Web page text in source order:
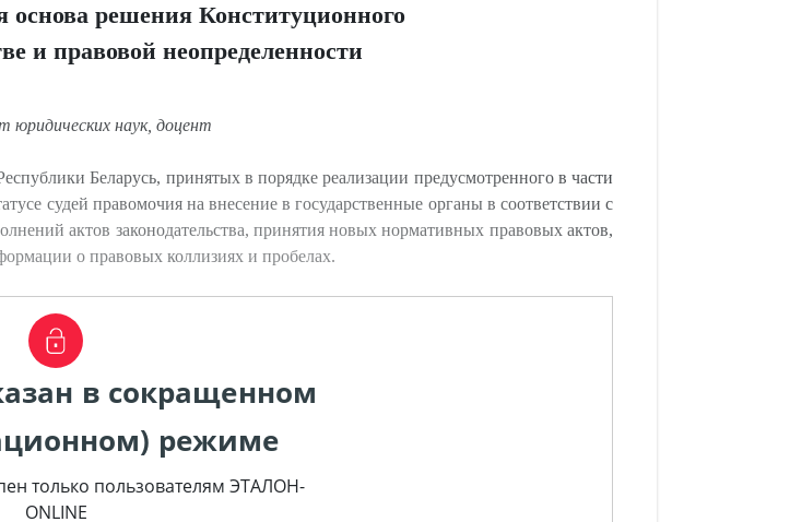
решения Конституционного
и правовой неопределенности
юридических наук, доцент
Беларусь, принятых в порядке реализации предусмотренного в части
судей правомочия на внесение в государственные органы в соответствии с
актов законодательства, принятия новых нормативных правовых актов,
о правовых коллизиях и пробелах.
в сокращенном
режиме
только пользователям ЭТАЛОН-
ONLINE